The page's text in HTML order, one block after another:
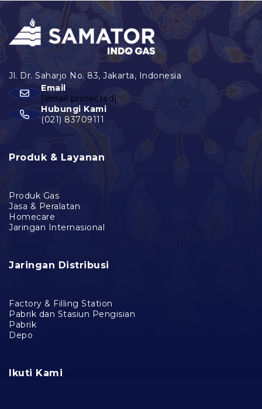
Email
[email protected]
Hubungi Kami
(021) 83709111
Produk & Layanan
Produk Gas
Jasa & Peralatan
Homecare
Jaringan Internasional
Jaringan Distribusi
Factory & Filling Station
Pabrik dan Stasiun Pengisian
Pabrik
Depo
Ikuti Kami